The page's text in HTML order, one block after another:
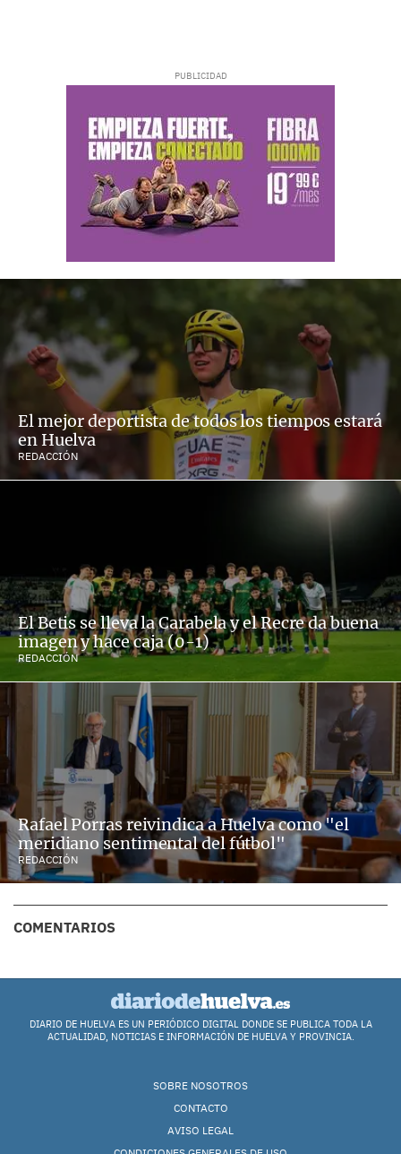
El mejor deportista de todos los tiempos estará
en Huelva
REDACCIÓN
El Betis se lleva la Carabela y el Recre da buena
imagen y hace caja (0-1)
REDACCIÓN
Rafael Porras reivindica a Huelva como "el
meridiano sentimental del fútbol"
REDACCIÓN
COMENTARIOS
DIARIO DE HUELVA ES UN PERIÓDICO DIGITAL DONDE SE PUBLICA TODA LA
ACTUALIDAD, NOTICIAS E INFORMACIÓN DE HUELVA Y PROVINCIA.
SOBRE NOSOTROS
CONTACTO
AVISO LEGAL